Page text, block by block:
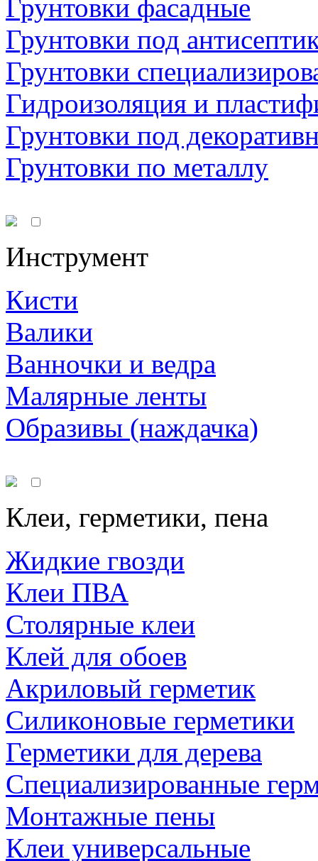
Грунтовки фасадные
Грунтовки под
Грунтовки
Гидроизоляция и
Грунтовки под
Грунтовки по металлу
Инструмент
Кисти
Валики
Ванночки и ведра
Малярные ленты
Образивы (наждачка)
Клеи, герметики, пена
Жидкие гвозди
Клеи ПВА
Столярные клеи
Клей для обоев
Акриловый герметик
Силиконовые герметики
Герметики для дерева
Специализированные
Монтажные пены
Клеи универсальные